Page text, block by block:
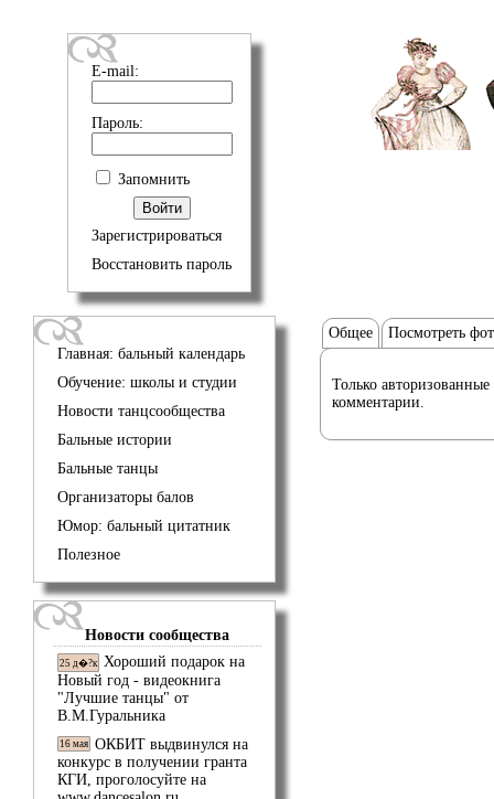
E-mail:
Пароль:
Запомнить
Зарегистрироваться
Восстановить пароль
Главная: бальный календарь
Обучение: школы и студии
Новости танцсообщества
Бальные истории
Бальные танцы
Организаторы балов
Юмор: бальный цитатник
Полезное
Новости сообщества
25 д�?к Хороший подарок на
Новый год - видеокнига
"Лучшие танцы" от
В.М.Гуральника
16 мая ОКБИТ выдвинулся на
конкурс в получении гранта
КГИ, проголосуйте на
Общее Посмотреть
Только авторизованные
комментарии.